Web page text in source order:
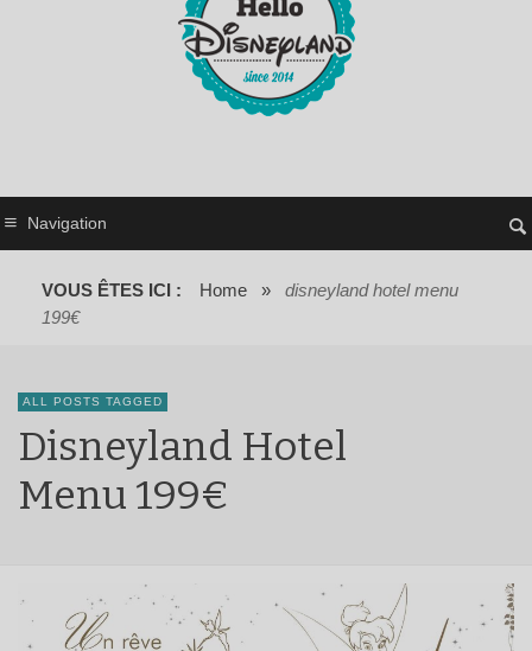
Navigation
VOUS ÊTES ICI : Home »
disneyland hotel menu
199€
ALL POSTS TAGGED
Disneyland Hotel
Menu 199€